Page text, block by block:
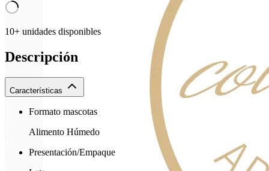
10+ unidades disponibles
Descripción
Características
Formato mascotas
Alimento Húmedo
Presentación/Empaque